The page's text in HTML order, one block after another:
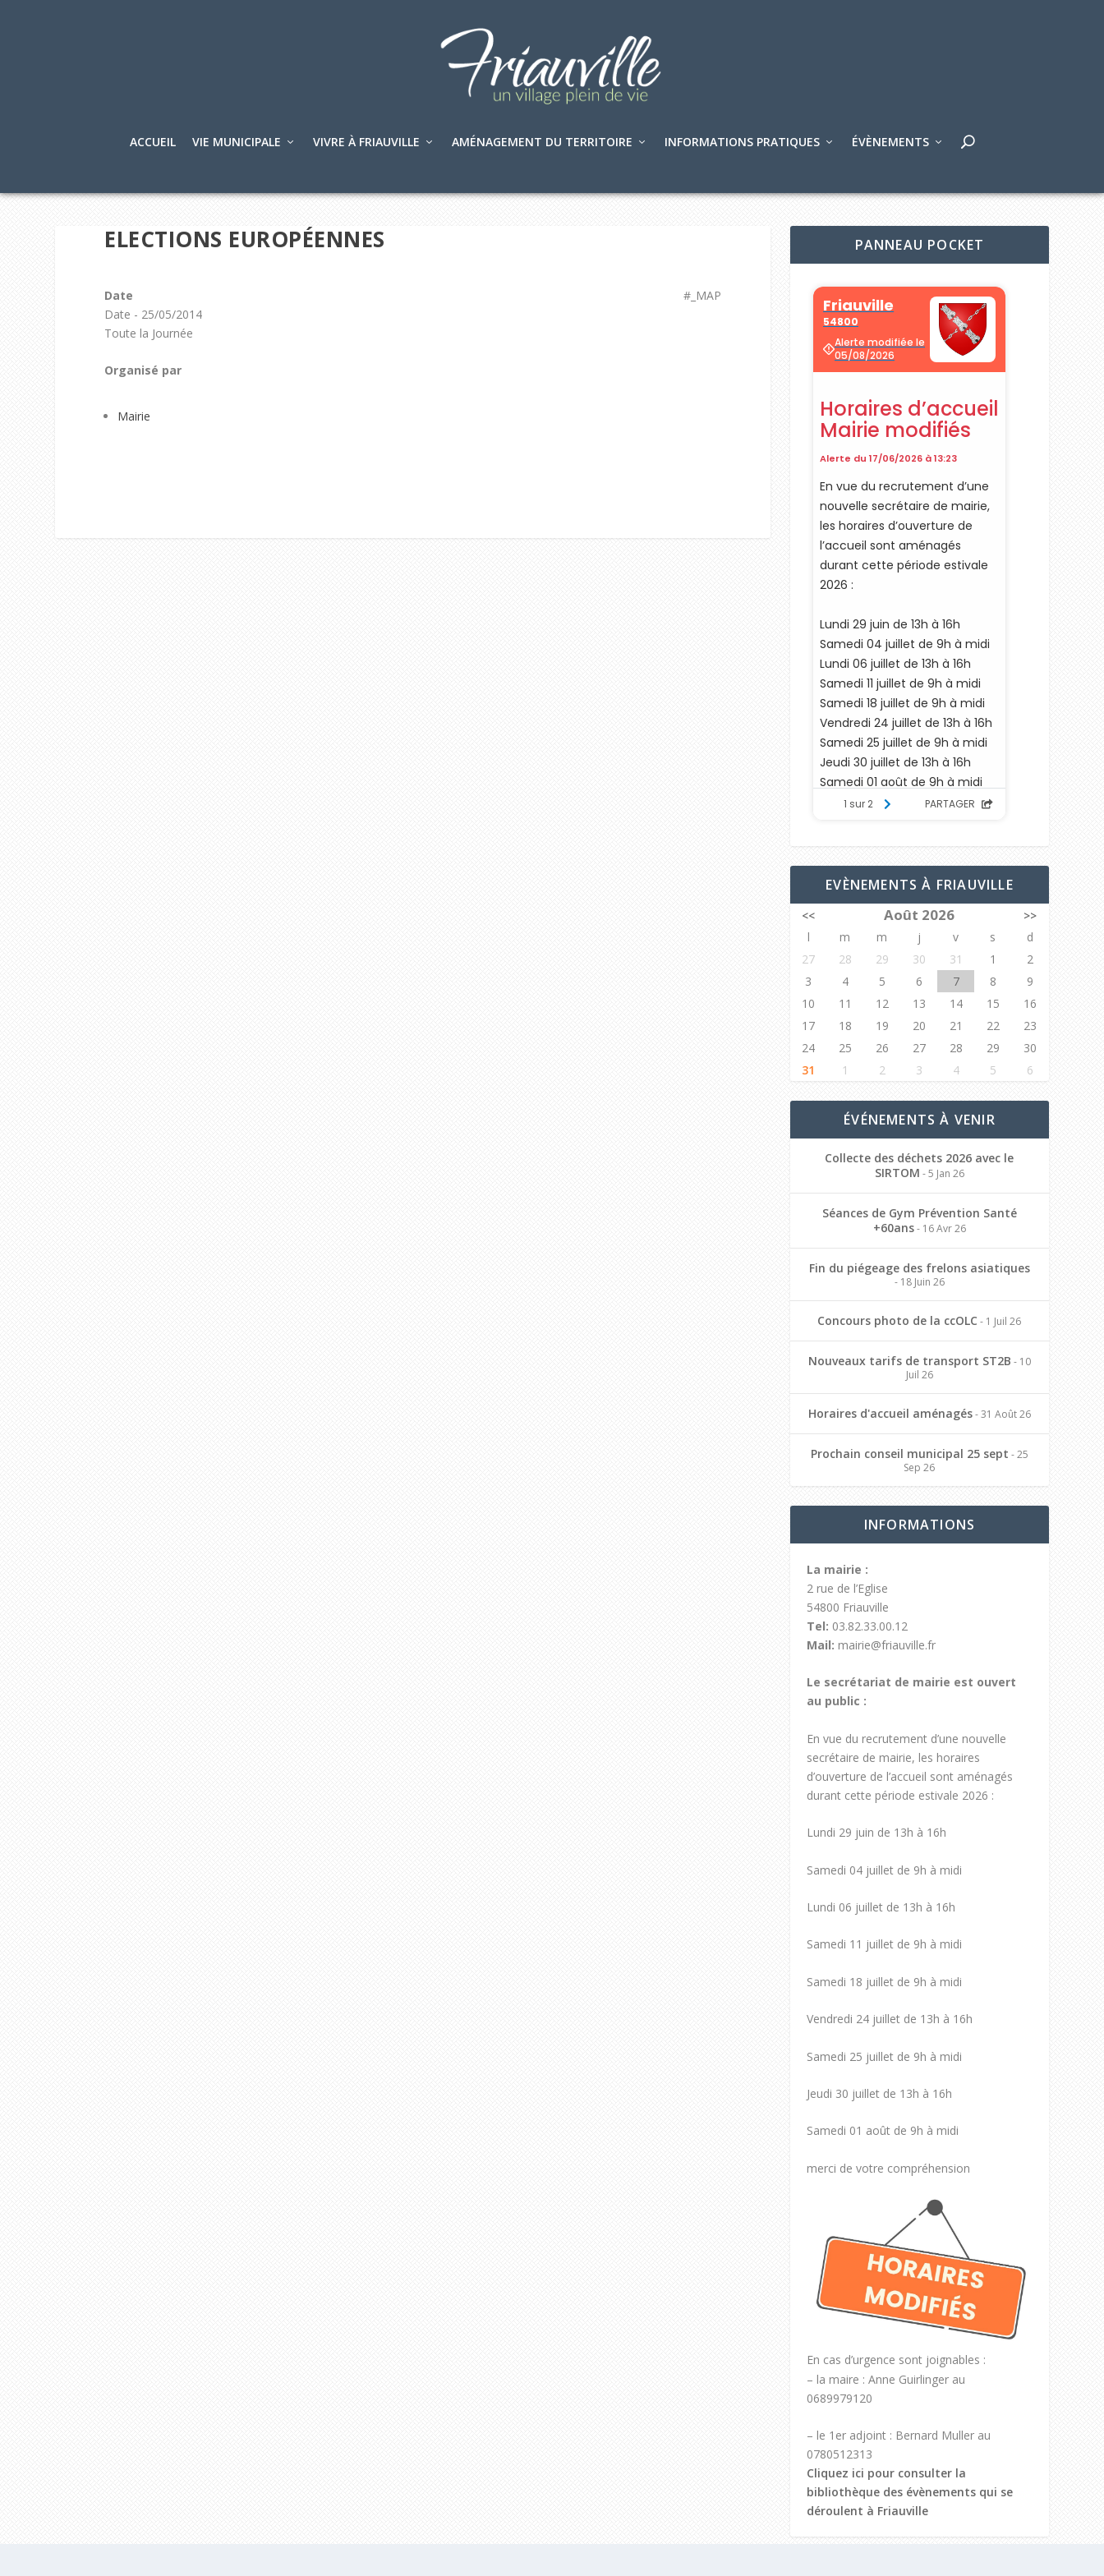
ACCUEIL VIE MUNICIPALE VIVRE À FRIAUVILLE AMÉNAGEMENT DU TERRITOIRE INFORMATIONS PRATIQUES ÉVÈNEMENTS
ELECTIONS EUROPÉENNES
#_MAP
Date
Date - 25/05/2014
Toute la Journée
Organisé par
Mairie
PANNEAU POCKET
EVÈNEMENTS À FRIAUVILLE
<< Août 2026
>>
l
m m j v s
d
27
28 29 30 31 1
2
3
4 5 6 7 8
9
10
11 12 13 14 15
16
17
18 19 20 21 22
23
24
25 26 27 28 29
30
31
1 2 3 4 5 6
ÉVÉNEMENTS À VENIR
Collecte des déchets 2026 avec le
SIRTOM - 5 Jan 26
Séances de Gym Prévention Santé
+60ans- 16 Avr 26
Fin du piégeage des frelons asiatiques
- 18 Juin 26
Concours photo de la ccOLC - 1 Juil 26
Nouveaux tarifs de transport ST2B - 10
Juil 26
Horaires d'accueil aménagés- 31 Août 26
Prochain conseil municipal 25 sept - 25
Sep 26
INFORMATIONS
La mairie :
2 rue de l’Eglise
54800 Friauville
Tel: 03.82.33.00.12
Mail: mairie@friauville.fr
Le secrétariat de mairie est ouvert
au public :
En vue du recrutement d’une nouvelle
secrétaire de mairie, les horaires
d’ouverture de l’accueil sont aménagés
durant cette période estivale 2026 :
Lundi 29 juin de 13h à 16h
Samedi 04 juillet de 9h à midi
Lundi 06 juillet de 13h à 16h
Samedi 11 juillet de 9h à midi
Samedi 18 juillet de 9h à midi
Vendredi 24 juillet de 13h à 16h
Samedi 25 juillet de 9h à midi
Jeudi 30 juillet de 13h à 16h
Samedi 01 août de 9h à midi
merci de votre compréhension
En cas d’urgence sont joignables :
– la maire : Anne Guirlinger au
0689979120
– le 1er adjoint : Bernard Muller au
0780512313
Cliquez ici pour consulter la
bibliothèque des évènements qui se
déroulent à Friauville